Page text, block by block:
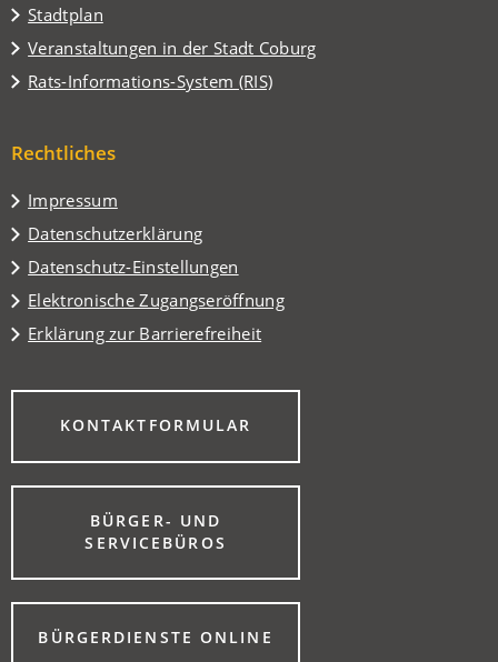
Stadtplan
(Öffnet
in
einem
neuen
Veranstaltungen in der Stadt Coburg
(Öffnet
in
einem
Tab)
Rats-Informations-System (RIS)
(Öffnet
neuen
Rechtliches
Impressum
Datenschutzerklärung
Datenschutz-Einstellungen
Elektronische Zugangseröffnung
Erklärung zur Barrierefreiheit
KONTAKTFORMULAR
(ÖFFNET
EINEM
NEUEN
BÜRGER- UND
SERVICEBÜROS
(ÖFFNET
EINEM
NEUEN
TAB)BÜRGERDIENSTE ONLINE
(ÖFFNET